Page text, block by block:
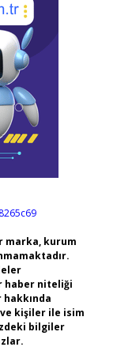
marka, kurum
haber niteliği
kişiler ile isim
bilgiler